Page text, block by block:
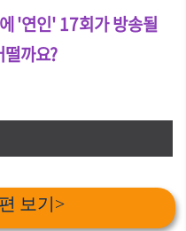
'연인' 17회가 방송될
까요?
보기>